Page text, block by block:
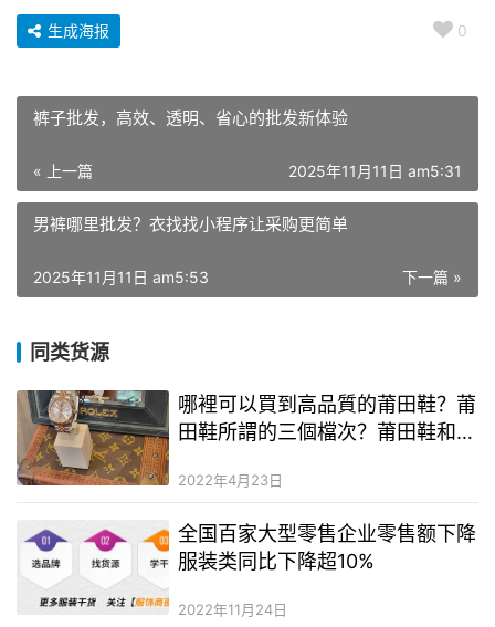
0
生成海报
裤子批发，高效、透明、省心的批发新体验
« 上一篇 2025年11月11日 am5:31
男裤哪里批发？衣找找小程序让采购更简单
下一篇 »
2025年11月11日 am5:53
同类货源
哪裡可以買到高品質的莆田鞋？莆
田鞋所謂的三個檔次？莆田鞋和正
2022年4月23日
全国百家大型零售企业零售额下降
服装类同比下降超10%
2022年11月24日